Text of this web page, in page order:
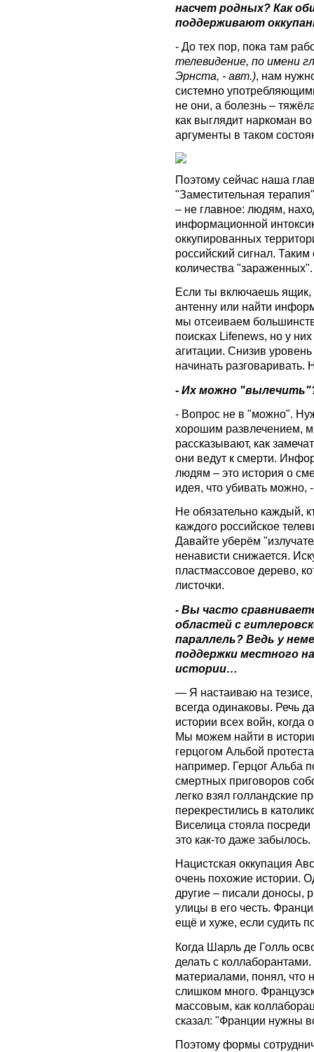
насчет родных? Как
поддерживают
- До тех пор, пока там
телевидение, по имени
Эрнста, - авт.), нам
системно
не они, а болезнь –
как выглядит наркоман
аргументы в таком
Поэтому сейчас наша
"Заместительная
– не главное: людям,
информационной
оккупированных
российский сигнал.
количества "зараженных".
Если ты включаешь ящик,
антенну или найти
мы отсеиваем
поисках Lifenews, но у
агитации. Снизив
начинать
- Их можно
- Вопрос не в "можно".
хорошим развлечением,
рассказывают, как
они ведут к смерти.
людям – это история о
идея, что убивать можно,
Не обязательно каждый,
каждого российское
Давайте уберём
ненависти снижается.
пластмассовое дерево,
листочки.
- Вы часто
областей с
параллель? Ведь у
поддержки местного
истории…
— Я настаиваю на тезисе,
всегда одинаковы. Речь
истории всех войн, когда
Мы можем найти в
герцогом Альбой
например. Герцог Альба
смертных приговоров
легко взял голландские
перекрестились в
Виселица стояла
это как-то даже забылось.
Нацистская оккупация
очень похожие истории.
другие – писали доносы,
улицы в его честь.
ещё и хуже, если судить
Когда Шарль де Голль
делать с
материалами, понял, что
слишком много.
массовым, как
сказал: "Франции нужны
Поэтому формы